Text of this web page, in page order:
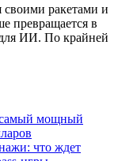
ракетами и
превращается в
ИИ. По крайней
самый мощный
что ждет